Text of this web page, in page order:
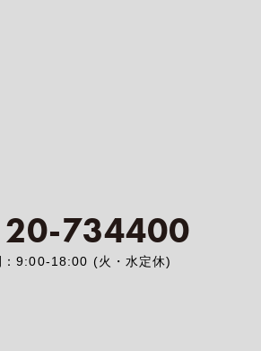
734400
：9:00-18:00 (火・水定休)